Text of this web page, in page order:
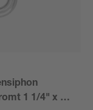
1 1/4" x 32